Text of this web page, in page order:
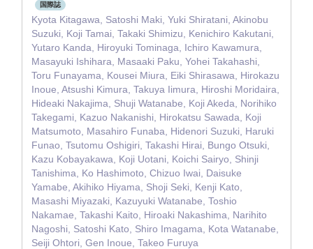
国際誌
Kyota Kitagawa, Satoshi Maki, Yuki Shiratani, Akinobu
Suzuki, Koji Tamai, Takaki Shimizu, Kenichiro Kakutani,
Yutaro Kanda, Hiroyuki Tominaga, Ichiro Kawamura,
Masayuki Ishihara, Masaaki Paku, Yohei Takahashi,
Toru Funayama, Kousei Miura, Eiki Shirasawa, Hirokazu
Inoue, Atsushi Kimura, Takuya Iimura, Hiroshi Moridaira,
Hideaki Nakajima, Shuji Watanabe, Koji Akeda, Norihiko
Takegami, Kazuo Nakanishi, Hirokatsu Sawada, Koji
Matsumoto, Masahiro Funaba, Hidenori Suzuki, Haruki
Funao, Tsutomu Oshigiri, Takashi Hirai, Bungo Otsuki,
Kazu Kobayakawa, Koji Uotani, Koichi Sairyo, Shinji
Tanishima, Ko Hashimoto, Chizuo Iwai, Daisuke
Yamabe, Akihiko Hiyama, Shoji Seki, Kenji Kato,
Masashi Miyazaki, Kazuyuki Watanabe, Toshio
Nakamae, Takashi Kaito, Hiroaki Nakashima, Narihito
Nagoshi, Satoshi Kato, Shiro Imagama, Kota Watanabe,
Seiji Ohtori, Gen Inoue, Takeo Furuya